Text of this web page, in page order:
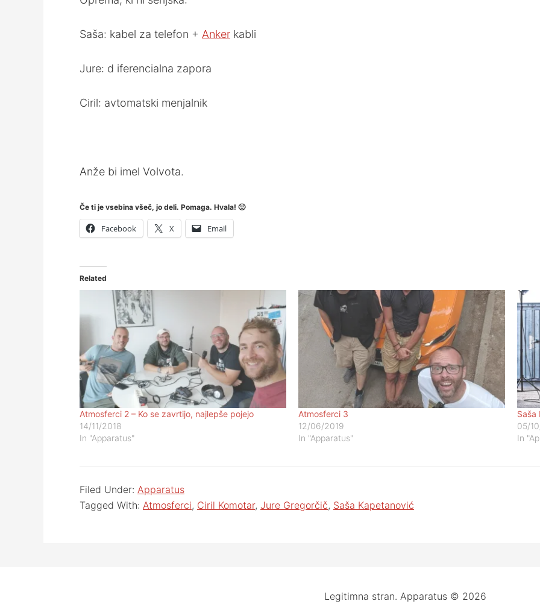
Saša: kabel za telefon + Anker kabli
Jure: d iferencialna zapora
Ciril: avtomatski menjalnik
Anže bi imel Volvota.
Če ti je vsebina všeč, jo deli. Pomaga. Hvala! 🙂
Facebook X Email
Related
Atmosferci 2 – Ko se zavrtijo, najlepše pojejo
14/11/2018
In "Apparatus"
Atmosferci 3
12/06/2019
In "Apparatus"
Saša
05/
In
Filed Under: Apparatus
Tagged With: Atmosferci, Ciril Komotar, Jure Gregorčič, Saša Kapetanović
Legitimna stran. Apparatus © 2026